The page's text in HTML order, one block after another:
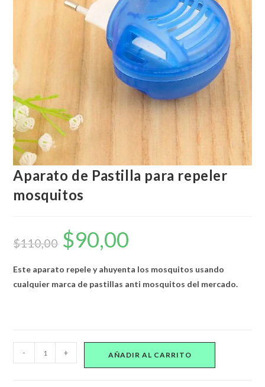
Aparato de Pastilla para repeler
mosquitos
$110,00
El
precio
original
$110,00.
$90,00
$90,00.
Este aparato repele y ahuyenta los mosquitos usando
cualquier marca de pastillas anti mosquitos del mercado.
de
- + AÑADIR AL CARRITO